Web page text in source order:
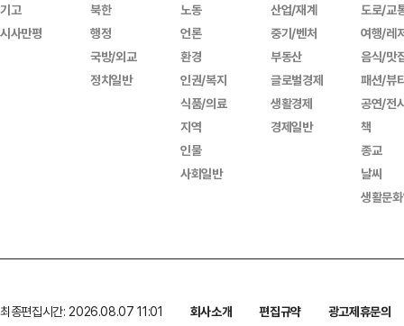
기고
시사만평
북한
행정
국방/외교
정치일반
노동
언론
환경
인권/복지
식품/의료
지역
인물
사회일반
산업/재계
중기/벤처
부동산
글로벌경제
생활경제
경제일반
도로/교
여행/레
음식/맛
패션/뷰
공연/전
책
종교
날씨
생활문
최종편집시간: 2026.08.07 11:01 회사소개 편집규약
광고제휴문의